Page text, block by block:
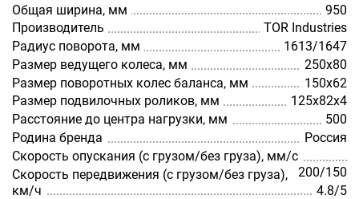
Общая ширина, мм
950
Производитель
TOR Industries
Радиус поворота, мм
1613/1647
Размер ведущего колеса, мм
250х80
Размер поворотных колес баланса, мм
150х62
Размер подвилочных роликов, мм
125х82х4
Расстояние до центра нагрузки, мм
500
Родина бренда
Россия
Скорость опускания (с грузом/без груза), мм/с
200/150
Скорость передвижения (с грузом/без груза),
км/ч
4.8/5